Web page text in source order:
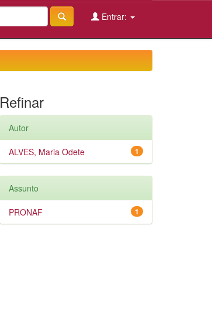
Entrar:
Refinar
Autor
1
ALVES, Maria Odete
Assunto
1
PRONAF